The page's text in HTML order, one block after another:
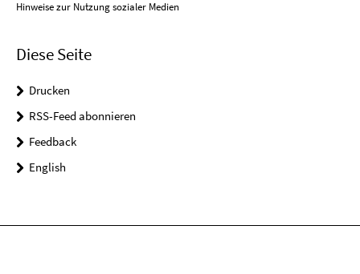
Hinweise zur Nutzung sozialer Medien
Diese Seite
Drucken
RSS-Feed abonnieren
Feedback
English